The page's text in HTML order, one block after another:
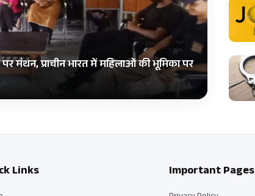
पर मंथन, प्राचीन भारत में महिलाओं की भूमिका पर
Links Important Pages